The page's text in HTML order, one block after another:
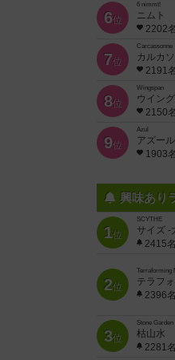
6位
6 nimmt!
ニムト
2202名
7位
Carcassonne
カルカ
2191名
8位
Wingspan
ウイン
2150名
9位
Azul
アズール
1903名
興味あり
1位
SCYTHE
サイズ -
2415名
2位
Terraforming
テラフ
2396名
3位
Stone Garden
枯山水
2281名